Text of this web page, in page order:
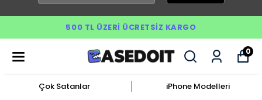
500 TL ÜZERI ÜCRETSIZ KARGO
0
Çok Satanlar iPhone Modelleri